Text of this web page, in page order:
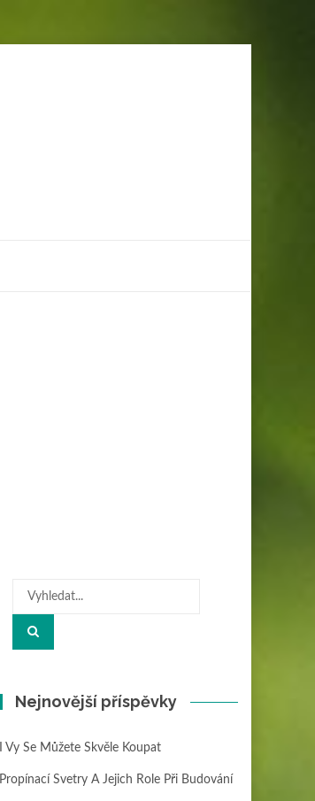
Hledat:
Nejnovější příspěvky
I Vy Se Můžete Skvěle Koupat
Propínací Svetry A Jejich Role Při Budování